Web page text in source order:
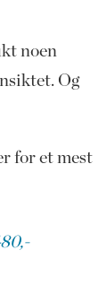
noen
Og
for et mest